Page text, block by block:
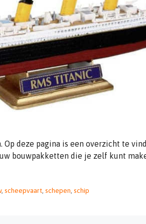
deze pagina is een overzicht te
bouwpakketten die je zelf kunt
, scheepvaart, schepen schip